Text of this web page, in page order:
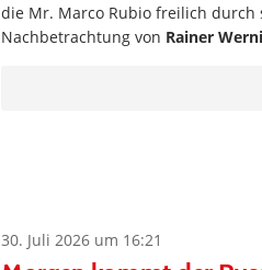
die Mr. Marco Rubio freilich durch
Nachbetrachtung von Rainer
30. Juli 2026 um 16:21